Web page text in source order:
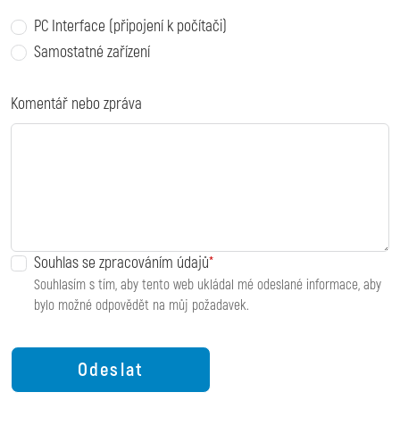
PC Interface (připojení k počítači)
Samostatné zařízení
Komentář nebo zpráva
Souhlas se zpracováním údajů
Souhlasím s tím, aby tento web ukládal mé odeslané informace, aby
bylo možné odpovědět na můj požadavek.